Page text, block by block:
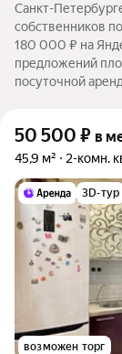
Санкт-
собственников
180 000 ₽ на
предложений
посуточной
50 500 ₽ в
45,9 м² 2-комн.
3D-тур
возможен торг